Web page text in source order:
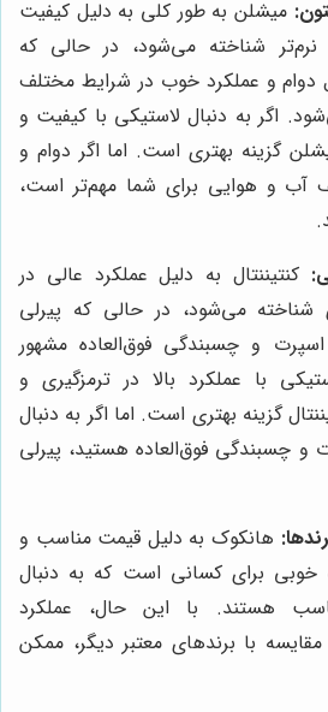
میشلن به طور کلی به دلیل کیفیت
شناخته می‌شود، در حالی که
دوام و عملکرد خوب در شرایط مختلف
اگر به دنبال لاستیکی با کیفیت و
گزینه بهتری است. اما اگر دوام و
آب و هوایی برای شما مهم‌تر است،
کنتیننتال به دلیل عملکرد عالی در
شناخته می‌شود، در حالی که پیرلی
و چسبندگی فوق‌العاده مشهور
با عملکرد بالا در ترمزگیری و
گزینه بهتری است. اما اگر به دنبال
و چسبندگی فوق‌العاده هستید، پیرلی
هانکوک به دلیل قیمت مناسب و
خوبی برای کسانی است که به دنبال
هستند. با این حال، عملکرد
با برندهای معتبر دیگر، ممکن